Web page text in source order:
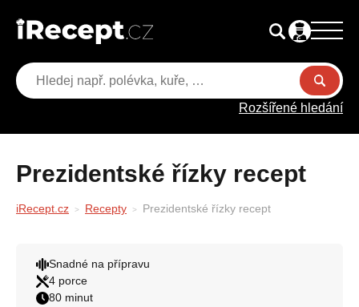
Rozšířené hledání
Prezidentské řízky recept
iRecept.cz Recepty Prezidentské řízky recept
Snadné na přípravu
4 porce
80 minut